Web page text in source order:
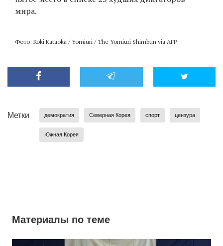
мира.
Фото: Koki Kataoka / Yomiuri / The Yomiuri Shimbun via AFP
Метки демократия Северная Корея спорт цензура
Южная Корея
Материалы по теме